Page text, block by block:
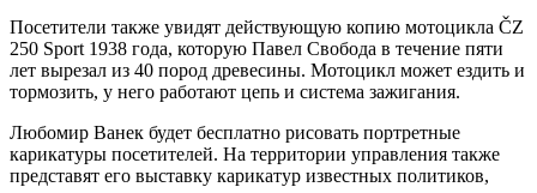
Посетители также увидят действующую копию мотоцикла ČZ
250 Sport 1938 года, которую Павел Свобода в течение пяти
лет вырезал из 40 пород древесины. Мотоцикл может ездить и
тормозить, у него работают цепь и система зажигания.
Любомир Ванек будет бесплатно рисовать портретные
карикатуры посетителей. На территории управления также
представят его выставку карикатур известных политиков,